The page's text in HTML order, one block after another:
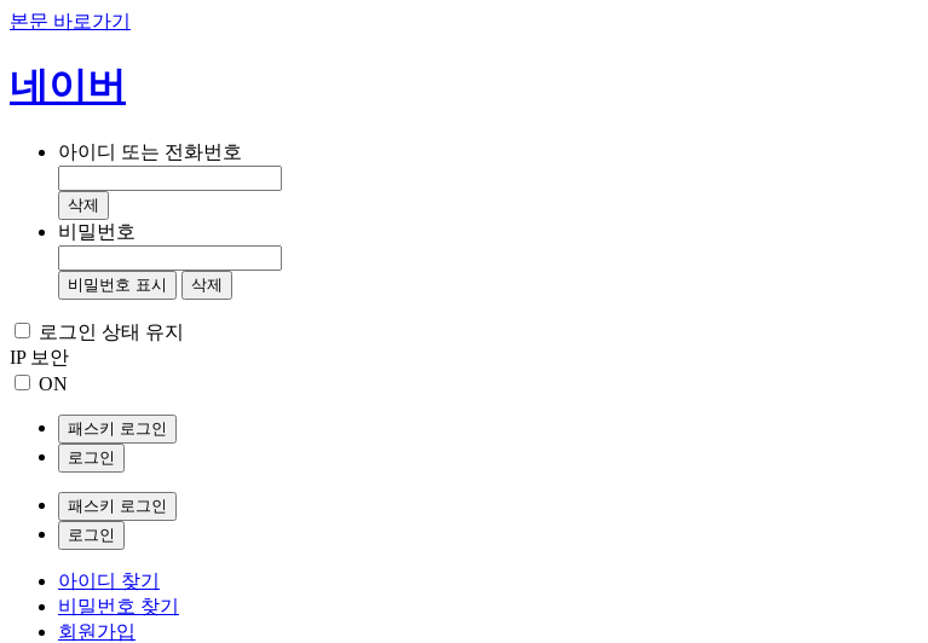
본문 바로가기
네이버
아이디 또는 전화번호
삭제
비밀번호
비밀번호 표시 삭제
로그인 상태 유지
IP 보안
ON
패스키 로그인
로그인
패스키 로그인
로그인
아이디 찾기
비밀번호 찾기
회원가입